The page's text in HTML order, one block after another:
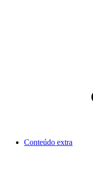
Conteúdo extra